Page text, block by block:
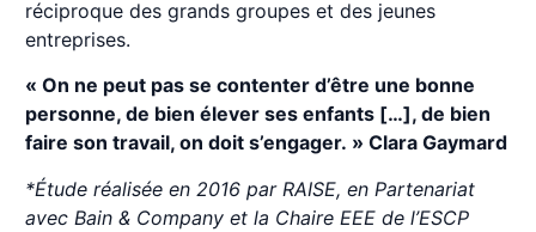
réciproque des grands groupes et des jeunes
entreprises.
« On ne peut pas se contenter d’être une bonne
personne, de bien élever ses enfants […], de bien
faire son travail, on doit s’engager. » Clara Gaymard
*Étude réalisée en 2016 par RAISE, en Partenariat
avec Bain & Company et la Chaire EEE de l’ESCP